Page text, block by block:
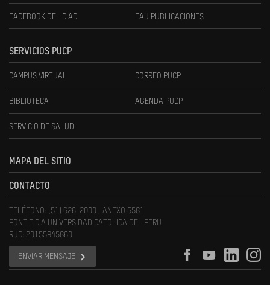
FACEBOOK DEL CIAC FAU PUBLICACIONES
SERVICIOS PUCP
CAMPUS VIRTUAL CORREO PUCP
BIBLIOTECA AGENDA PUCP
SERVICIO DE SALUD
MAPA DEL SITIO
CONTACTO
TELÉFONO: (51) 626-2000 , ANEXO 5581
PONTIFICIA UNIVERSIDAD CATOLICA DEL PERU
RUC: 20155945860
ENVIAR MENSAJE